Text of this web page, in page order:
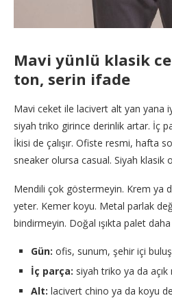
Mavi yünlü klasik
ton, serin ifade
Mavi ceket ile lacivert alt yan yana
siyah triko girince derinlik artar. İç
İkisi de çalışır. Ofiste resmi, hafta
sneaker olursa casual. Siyah klasik
Mendili çok göstermeyin. Krem ya
yeter. Kemer koyu. Metal parlak
bindirmeyin. Doğal ışıkta palet
Gün: ofis, sunum, şehir içi
İç parça: siyah triko ya da
Alt: lacivert chino ya da koyu